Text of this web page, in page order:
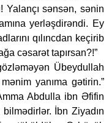
Yalançı sənsən, sənin
yerləşdirəndi. Ey
qılıncdan keçirib
cəsarət tapırsan?!”
Übeydullah
yanıma gətirin.”
Abdulla ibn Əfifin
İbn Ziyadın